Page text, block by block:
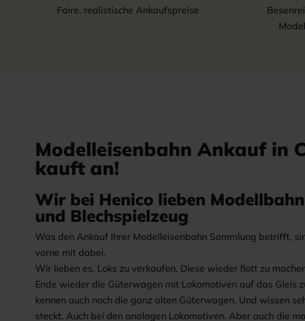
Faire, realistische Ankaufspreise
Modelleisenbahn Ankauf in
kauft an!
Wir bei Henico lieben
und Blechspielzeug
Was den Ankauf Ihrer Modelleisenbahn Sammlung betrifft,
vorne mit dabei.
Wir lieben es, Loks zu verkaufen. Diese wieder flott zu
Ende wieder die Güterwagen mit Lokomotiven auf das Gleis
kennen auch noch die ganz alten Güterwagen. Und wissen
steckt. Auch bei den analogen Lokomotiven. Aber auch die